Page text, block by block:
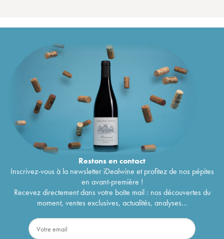
Restons encontact
Inscrivez-vous à la newsletter iDealwine et profitez de nos pépites
en avant-première !
Recevez directement dans votre boîte mail : nos découvertes du
moment, ventes exclusives, actualités, analyses...